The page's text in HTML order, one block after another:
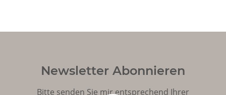
Newsletter Abonnieren
Bitte senden Sie mir entsprechend Ihrer